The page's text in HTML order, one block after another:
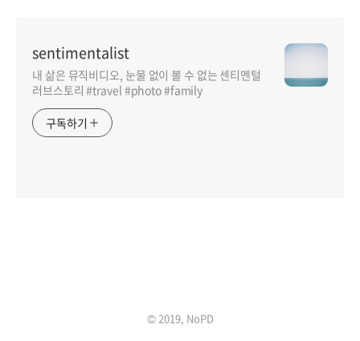
sentimentalist
내 삶은 뮤직비디오, 눈물 없이 볼 수 없는 센티멘털
러브스토리 #travel #photo #family
구독하기
© 2019, NoPD